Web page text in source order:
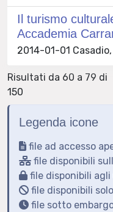
Il turismo
Accademia
2014-01-01
Risultati da 60 a 79 di
150
Legenda icone
file ad accesso
file disponibili
file disponibili
file disponibili
file sotto